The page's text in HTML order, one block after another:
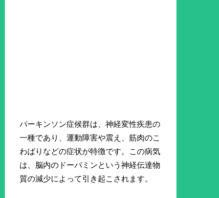
パーキンソン症候群は、神経変性疾患の
一種であり、運動障害や震え、筋肉のこ
わばりなどの症状が特徴です。この病気
は、脳内のドーパミンという神経伝達物
質の減少によって引き起こされます。